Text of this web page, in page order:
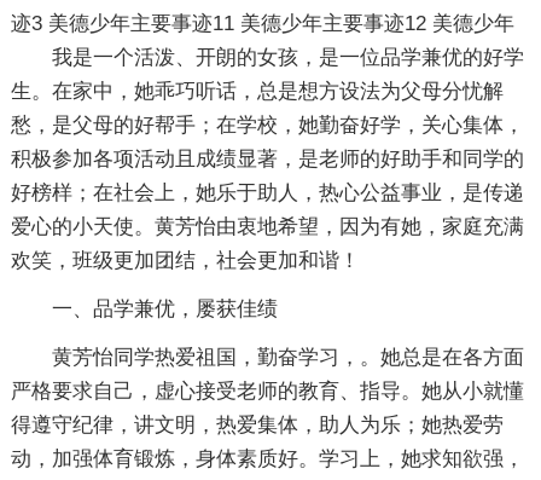
迹3
我是一个活泼、开朗的女孩，是一位品学兼优的好学
生。在家中，她乖巧听话，总是想方设法为父母分忧解
愁，是父母的好帮手；在学校，她勤奋好学，关心集体，
积极参加各项活动且成绩显著，是老师的好助手和同学的
好榜样；在社会上，她乐于助人，热心公益事业，是传递
爱心的小天使。黄芳怡由衷地希望，因为有她，家庭充满
欢笑，班级更加团结，社会更加和谐！
一、品学兼优，屡获佳绩
黄芳怡同学热爱祖国，勤奋学习，。她总是在各方面
严格要求自己，虚心接受老师的教育、指导。她从小就懂
得遵守纪律，讲文明，热爱集体，助人为乐；她热爱劳
动，加强体育锻炼，身体素质好。学习上，她求知欲强，
美德少年主要事迹11 美德少年主要事迹12 美德少年